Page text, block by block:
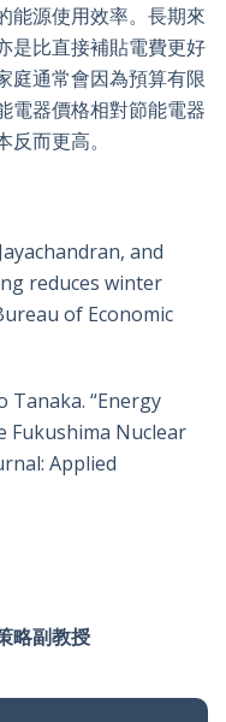
能源使用效率。長期來
是比直接補貼電費更好
庭通常會因為預算有限
電器價格相對節能電器
而更高。
and
reduces winter
of Economic
Tanaka. “Energy
Fukushima Nuclear
Applied
略副教授